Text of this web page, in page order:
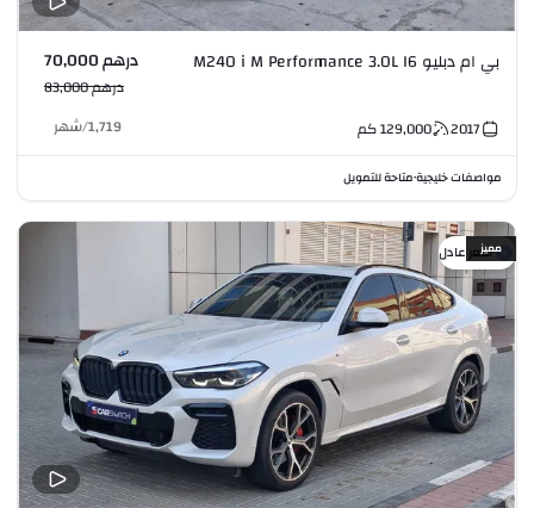
بي ام دبليو M240 i M Performance 3.0L I6 درهم 70,000
درهم 83,000
2017
129,000كم 1,719
/شهر
مواصفات خليجية•متاحة للتمويل
سعر عادلمميز